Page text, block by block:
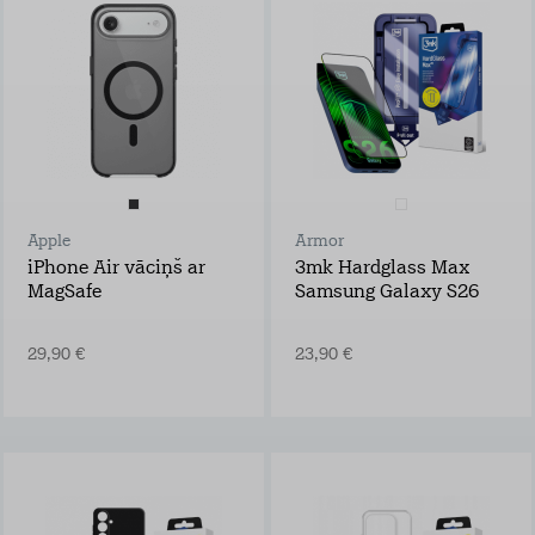
pēc tam
1,49 €/mēn.
Apple
iPhone Air vāciņš ar
MagSafe
29,90 €
Armor
3mk Hardglass Max
Samsung Galaxy S26
23,90 €